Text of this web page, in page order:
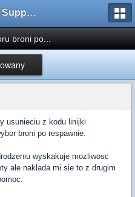
AMXX.pl: Support AMX Mod X i SourceMod
broni po...
usunieciu z kodu linijki
broni po respawnie.
wyskakuje mozliwosc
ale naklada mi sie to z drugim